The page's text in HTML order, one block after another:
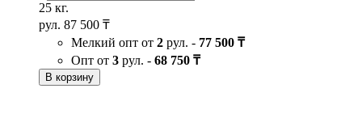
25 кг.
рул. 87 500 ₸
Мелкий опт от 2 рул. - 77 500 ₸
Опт от 3 рул. - 68 750 ₸
В корзину